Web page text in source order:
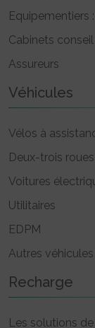
Equipementiers
Cabinets conseil
Assureurs
Véhicules
Vélos à
Deux-trois
Voitures
Utilitaires
EDPM
Autres
Recharge
Les solutions